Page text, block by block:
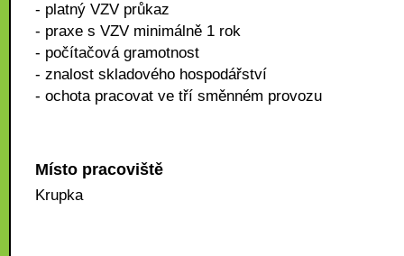
- platný VZV průkaz
- praxe s VZV minimálně 1 rok
- počítačová gramotnost
- znalost skladového hospodářství
- ochota pracovat ve tří směnném provozu
Místo pracoviště
Krupka